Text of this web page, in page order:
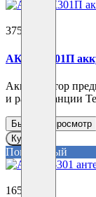
3750 ₽
АКЛ РК301П
Аккумулятор
и радиостанции
Быстрый просмотр
Купить
Популярный
1650 ₽